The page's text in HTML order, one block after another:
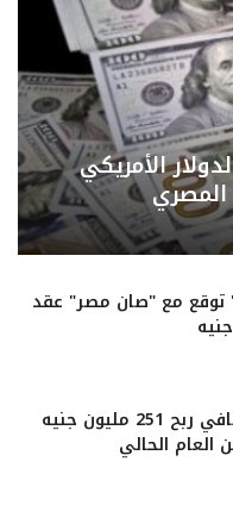
الأمريكي
المصري
توقع مع "صان مصر" عقد
"سيدبك" تحقق صافي ربح 251 مليون جنيه
العام الحالي